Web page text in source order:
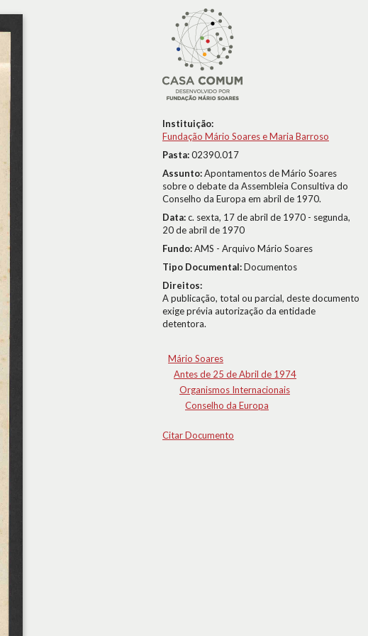
Instituição:
Fundação Mário Soares e Maria Barroso
Pasta:02390.017
Assunto:Apontamentos de Mário Soares
sobre o debate da Assembleia Consultiva do
Conselho da Europa em abril de 1970.
Data:c. sexta, 17 de abril de 1970 - segunda,
20 de abril de 1970
Fundo:AMS - Arquivo Mário Soares
Tipo Documental:Documentos
Direitos:
A publicação, total ou parcial, deste documento
exige prévia autorização da entidade
detentora.
Mário Soares
Antes de 25 de Abril de 1974
Organismos Internacionais
Conselho da Europa
Citar Documento